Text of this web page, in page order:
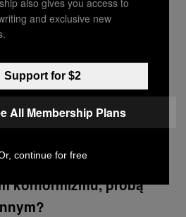
temu mogą
polega taki
nie widziały mojego
odsyłam je na
żeby zobaczyły, co
operacji plastycznej
konformizmu, próbą
and exclusive new
Support for $2
All Membership Plans
continue for free